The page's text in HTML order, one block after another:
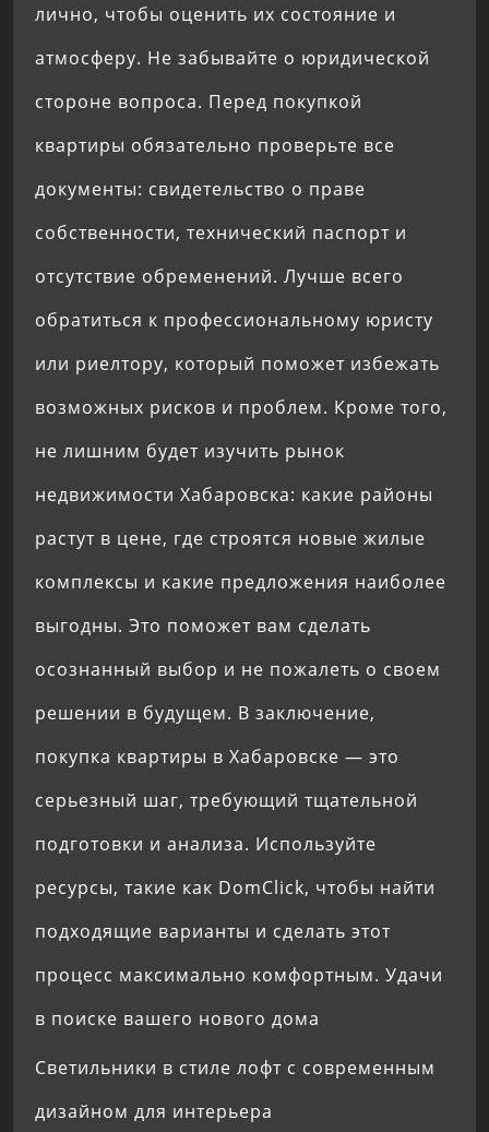
лично, чтобы оценить их состояние и
атмосферу. Не забывайте о юридической
стороне вопроса. Перед покупкой
квартиры обязательно проверьте все
документы: свидетельство о праве
собственности, технический паспорт и
отсутствие обременений. Лучше всего
обратиться к профессиональному юристу
или риелтору, который поможет избежать
возможных рисков и проблем. Кроме того,
не лишним будет изучить рынок
недвижимости Хабаровска: какие районы
растут в цене, где строятся новые жилые
комплексы и какие предложения наиболее
выгодны. Это поможет вам сделать
осознанный выбор и не пожалеть о своем
решении в будущем. В заключение,
покупка квартиры в Хабаровске — это
серьезный шаг, требующий тщательной
подготовки и анализа. Используйте
ресурсы, такие как DomClick, чтобы найти
подходящие варианты и сделать этот
процесс максимально комфортным. Удачи
в поиске вашего нового дома
Светильники в стиле лофт с современным
дизайном для интерьера